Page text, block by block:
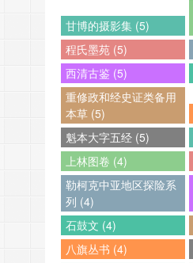
甘博的摄影集 (5)
程氏墨苑 (5)
西清古鉴 (5)
重修政和经史证类备用
本草 (5)
魁本大字五经 (5)
上林图卷 (4)
勒柯克中亚地区探险系
列 (4)
石鼓文 (4)
八旗丛书 (4)